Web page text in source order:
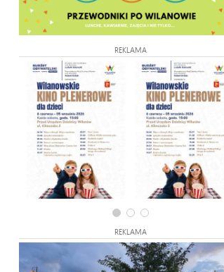
REKLAMA
REKLAMA